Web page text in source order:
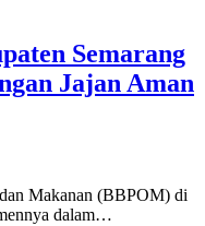
Semarang
Jajan Aman
Makanan (BBPOM) di
dalam…